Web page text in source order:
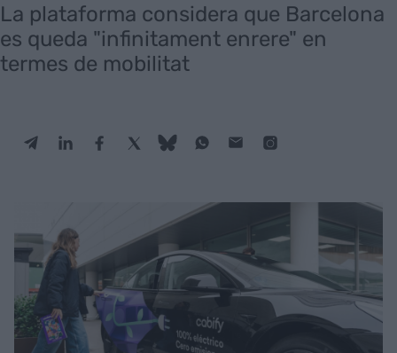
La plataforma considera que Barcelona
es queda "infinitament enrere" en
termes de mobilitat